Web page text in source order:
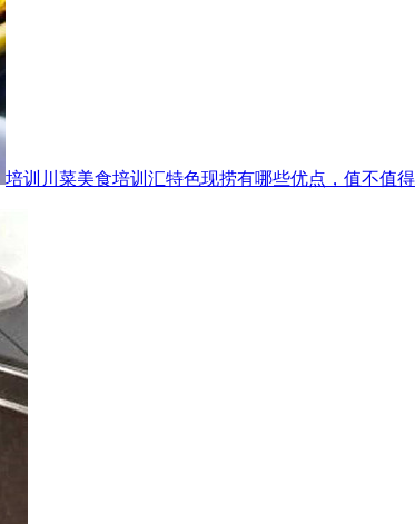
培训川菜美食培训汇特色现捞有哪些优点，值不值得